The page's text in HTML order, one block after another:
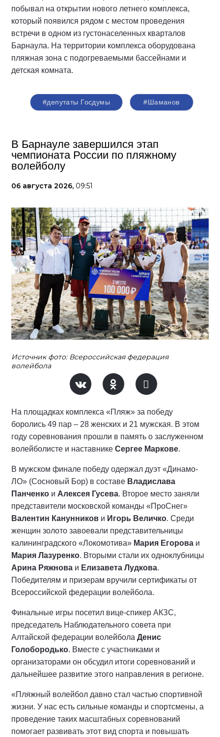
побывал на открытии нового летнего комплекса,
который появился рядом с местом проведения
встречи в одном из густонаселенных кварталов
Барнаула. На территории комплекса оборудована
пляжная зона с подогреваемыми бассейнами и
детская комната.
#депутаты Госдумы #Шаманов
В Барнауле завершился этап
чемпионата России по пляжному
волейболу
06 августа 2026, 09:51
Источник фото: Всероссийская федерация
волейбола
На площадках комплекса «Пляж» за победу
боролись 49 пар – 28 женских и 21 мужская. В этом
году соревнования прошли в память о заслуженном
волейболисте и наставнике Сергее Маркове.
В мужском финале победу одержал дуэт «Динамо-
ЛО» (Сосновый Бор) в составе Владислава
Панченко и Алексея Гусева. Второе место заняли
представители московской команды «ПроСнег»
Валентин Канунников и Игорь Величко. Среди
женщин золото завоевали представительницы
калининградского «Локомотива» Мария Егорова и
Мария Лазуренко. Вторыми стали их одноклубницы
Арина Ряжнова и Елизавета Лудкова.
Победителям и призерам вручили сертификаты от
Всероссийской федерации волейбола.
Финальные игры посетил вице-спикер АКЗС,
председатель Наблюдательного совета при
Алтайской федерации волейбола Денис
Голобородько. Вместе с участниками и
организаторами он обсудил итоги соревнований и
дальнейшее развитие этого направления в регионе.
«Пляжный волейбол давно стал частью спортивной
жизни. У нас есть сильные команды и спортсмены, а
проведение таких масштабных соревнований
помогает развивать этот вид спорта и повышать